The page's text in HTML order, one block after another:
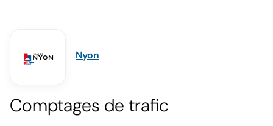
Nyon
Comptages de trafic